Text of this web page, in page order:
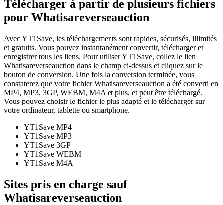
Télécharger à partir de plusieurs fichiers
pour Whatisareverseauction
Avec YT1Save, les téléchargements sont rapides, sécurisés, illimités
et gratuits. Vous pouvez instantanément convertir, télécharger et
enregistrer tous les liens. Pour utiliser YT1Save, collez le lien
Whatisareverseauction dans le champ ci-dessus et cliquez sur le
bouton de conversion. Une fois la conversion terminée, vous
constaterez que votre fichier Whatisareverseauction a été converti en
MP4, MP3, 3GP, WEBM, M4A et plus, et peut être téléchargé.
Vous pouvez choisir le fichier le plus adapté et le télécharger sur
votre ordinateur, tablette ou smartphone.
YT1Save MP4
YT1Save MP3
YT1Save 3GP
YT1Save WEBM
YT1Save M4A
Sites pris en charge sauf
Whatisareverseauction